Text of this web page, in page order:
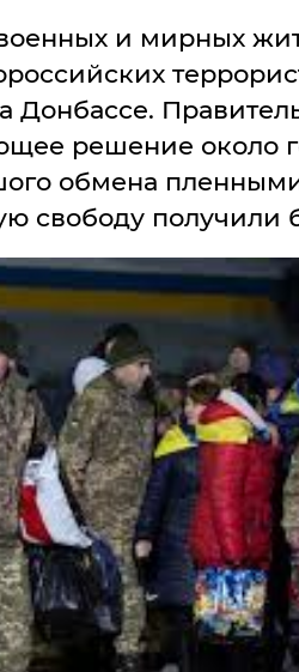
и мирных
Донбассе.
решение около
обмена
свободу получили